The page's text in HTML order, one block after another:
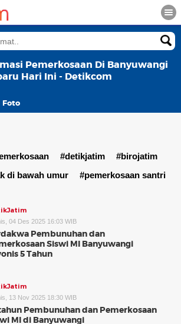
Pemerkosaan Di Banyuwangi
Hari Ini - Detikcom
Foto
#detikjatim
#birojatim
di bawah umur
#pemerkosaan santri
04 Des 2025 16:03 WIB
Pembunuhan dan
Siswi MI Banyuwangi
5 Tahun
13 Nov 2025 18:30 WIB
Pembunuhan dan Pemerkosaan
MI di Banyuwangi